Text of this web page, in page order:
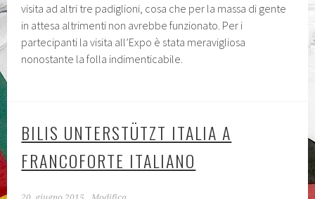
visita ad altri tre padiglioni, cosa che per la massa di gente
in attesa altrimenti non avrebbe funzionato. Per i
partecipanti la visita all’Expo è stata meravigliosa
nonostante la folla indimenticabile.
BILIS UNTERSTÜTZT ITALIA A
FRANCOFORTE ITALIANO